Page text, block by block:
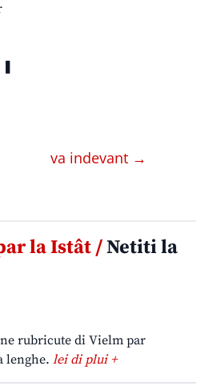
va indevant →
la Istât /Netiti la
rubricute di Vielm par
lenghe. lei di plui +